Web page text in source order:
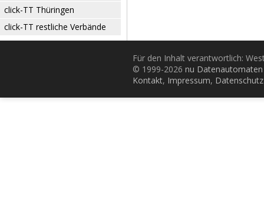
click-TT Thüringen
click-TT restliche Verbände
Für den Inhalt verantwortlich:
© 1999-2026 nu
Kontakt, Impressum, Datenschutz